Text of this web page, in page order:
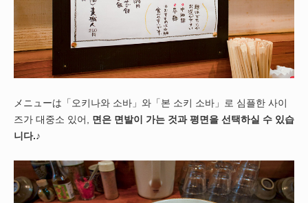
メニューは「오키나와 소바」와「본 소키 소바」로 심플한 사이
즈가 대중소 있어, 면은 면발이 가는 것과 평면을 선택하실 수 있습
니다.♪